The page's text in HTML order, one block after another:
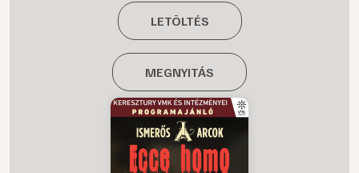
LETÖLTÉS
MEGNYITÁS